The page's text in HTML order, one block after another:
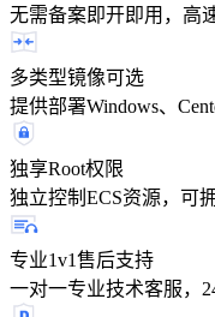
无需备案即开即用，高
多类型镜像可选
提供部署Windows、
独享Root权限
独立控制ECS资源，可
专业1v1售后支持
一对一专业技术客服，